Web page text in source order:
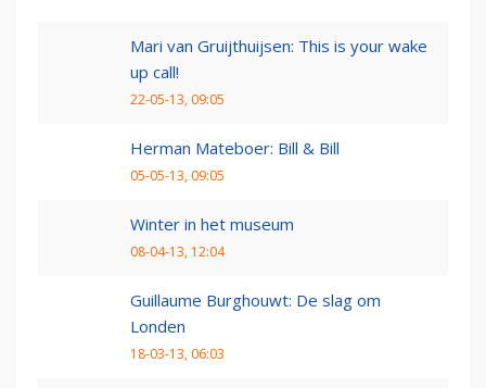
Mari van Gruijthuijsen: This is your wake
up call!
22-05-13, 09:05
Herman Mateboer: Bill & Bill
05-05-13, 09:05
Winter in het museum
08-04-13, 12:04
Guillaume Burghouwt: De slag om
Londen
18-03-13, 06:03